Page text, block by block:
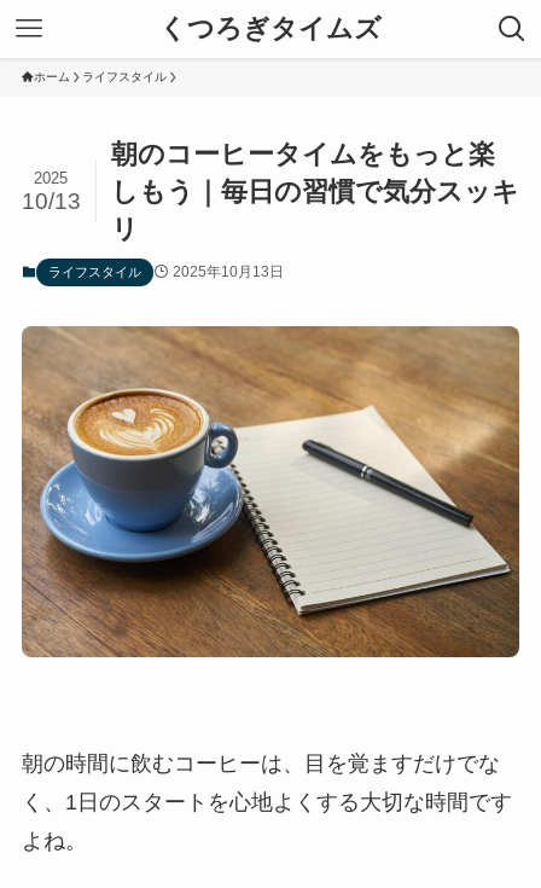
くつろぎタイムズ
ホーム ライフスタイル
朝のコーヒータイムをもっと楽
しもう｜毎日の習慣で気分スッキ
リ
2025
10/13
ライフスタイル 2025年10月13日
朝の時間に飲むコーヒーは、目を覚ますだけでな
く、1日のスタートを心地よくする大切な時間です
よね。